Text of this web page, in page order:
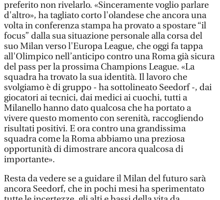
preferito non rivelarlo. «Sinceramente voglio parlare
d'altro», ha tagliato corto l'olandese che ancora una
volta in conferenza stampa ha provato a spostare “il
focus” dalla sua situazione personale alla corsa del
suo Milan verso l'Europa League, che oggi fa tappa
all'Olimpico nell’anticipo contro una Roma già sicura
del pass per la prossima Champions League. «La
squadra ha trovato la sua identità. Il lavoro che
svolgiamo è di gruppo - ha sottolineato Seedorf -, dai
giocatori ai tecnici, dai medici ai cuochi, tutti a
Milanello hanno dato qualcosa che ha portato a
vivere questo momento con serenità, raccogliendo
risultati positivi. E ora contro una grandissima
squadra come la Roma abbiamo una preziosa
opportunità di dimostrare ancora qualcosa di
importante».
Resta da vedere se a guidare il Milan del futuro sarà
ancora Seedorf, che in pochi mesi ha sperimentato